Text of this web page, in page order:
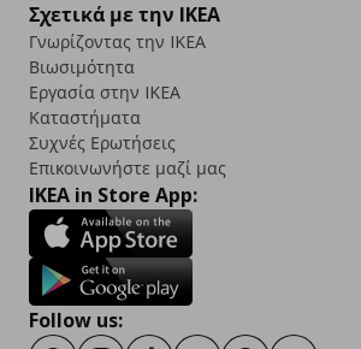
Σχετικά με την IKEA
Γνωρίζοντας την IKEA
Βιωσιμότητα
Εργασία στην IKEA
Καταστήματα
Συχνές Ερωτήσεις
Επικοινωνήστε μαζί μας
IKEA in Store App:
Follow us: